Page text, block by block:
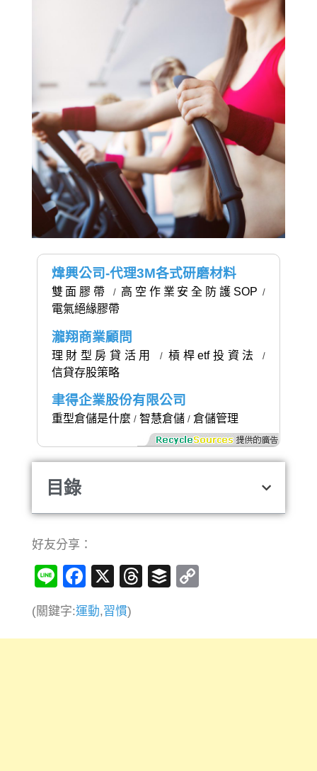
煒興公司-代理3M各式研磨材料
雙面膠帶 / 高空作業安全防護SOP /
電氣絕緣膠帶
瀧翔商業顧問
理財型房貸活用 /槓桿etf投資法 /
信貸存股策略
聿得企業股份有限公司
重型倉儲是什麼 / 智慧倉儲/ 倉儲管理
目錄
好友分享：
LineFacebook
X Threads
Buffer
(關鍵字:運動,習慣)